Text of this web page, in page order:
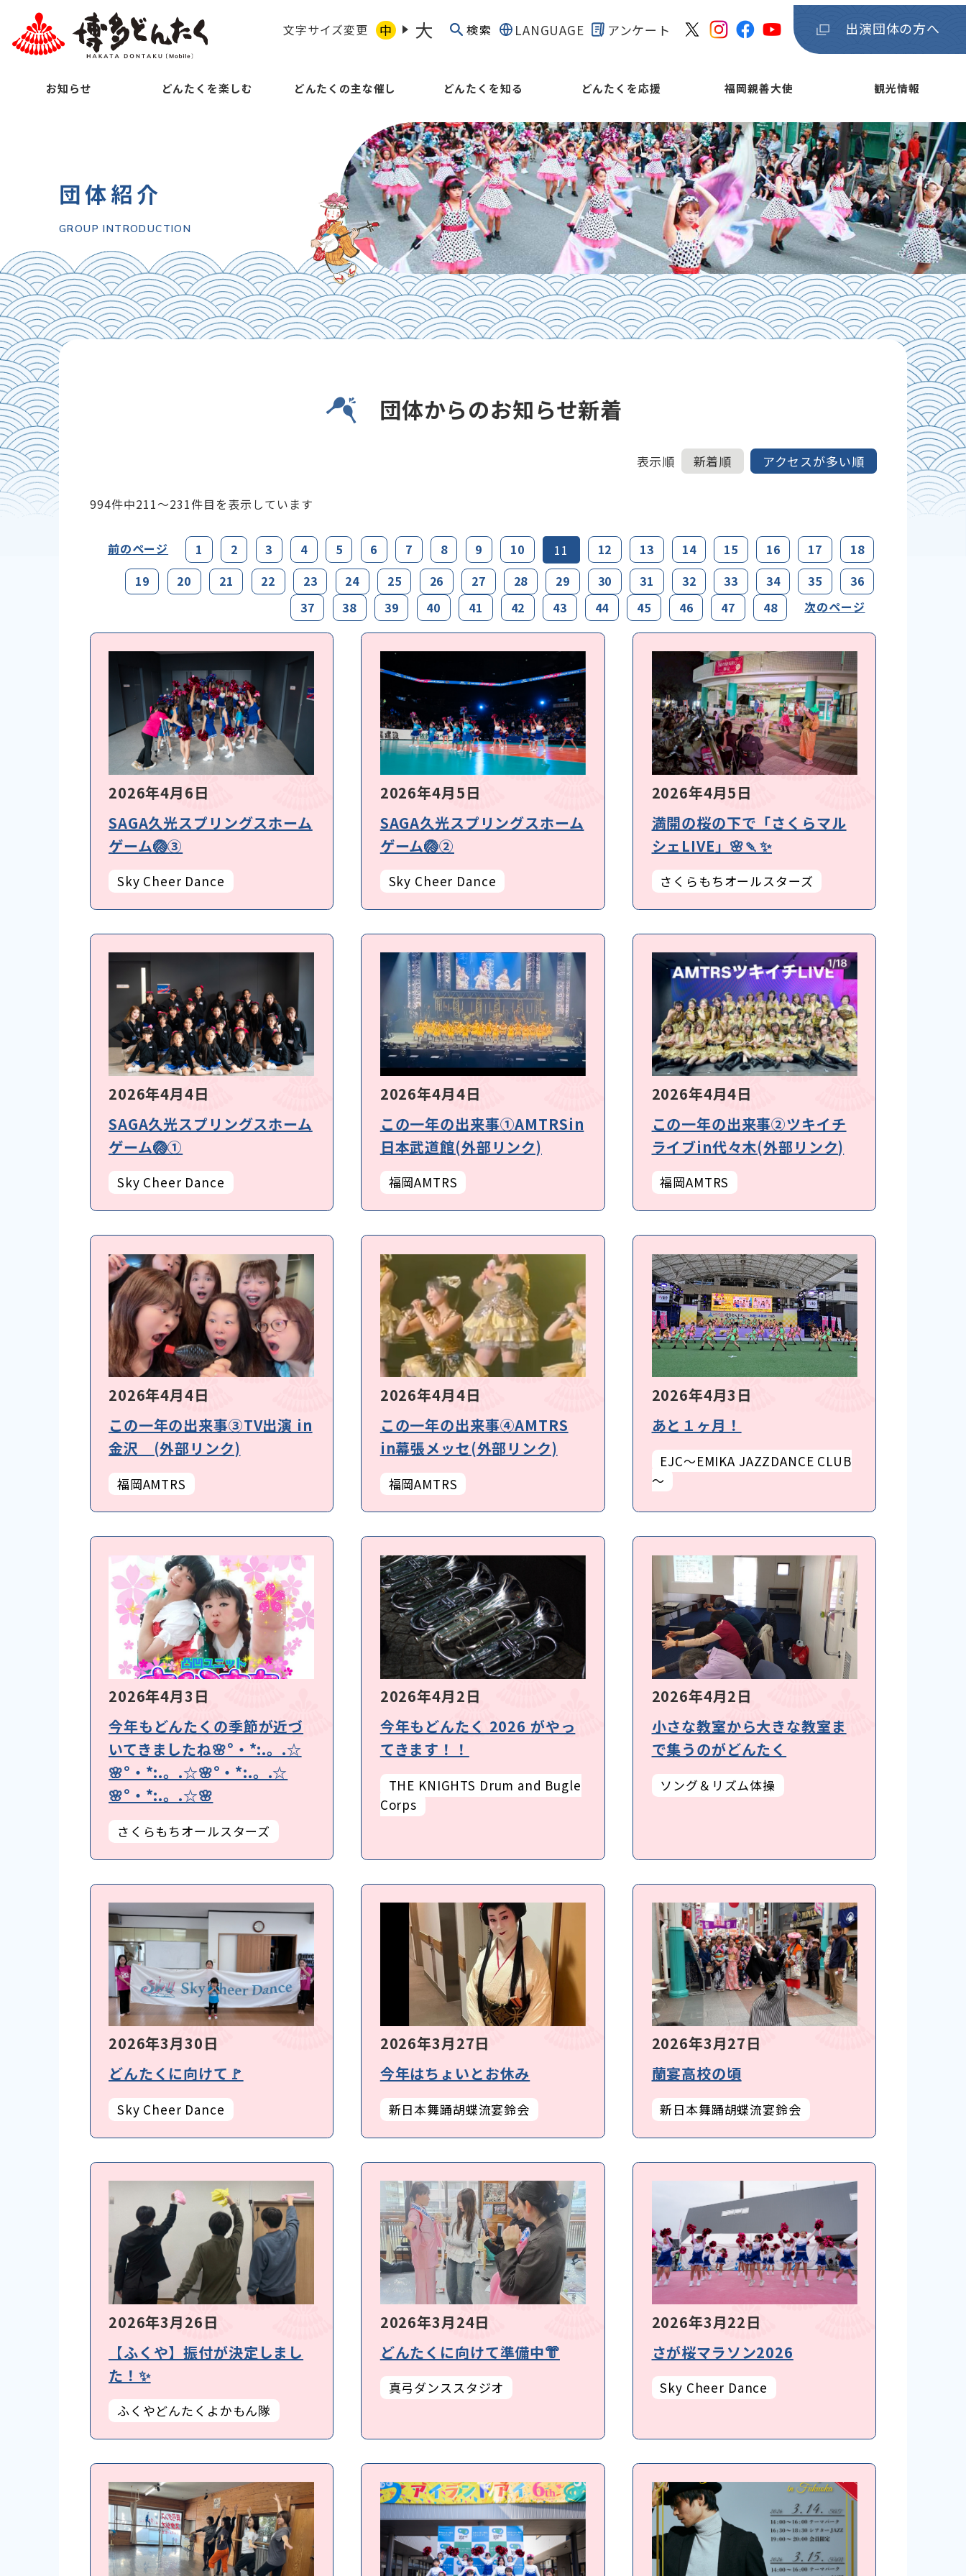
文字サイズ変更 中 大 検索 LANGUAGE アンケート 出演団体の方へ
お知らせ どんたくを楽しむ どんたくの主な催し どんたくを知る どんたくを応援 福岡親善大使 観光情報
団体紹介
GROUP INTRODUCTION
団体からのお知らせ新着
表示順 新着順 アクセスが多い順
994件中211～231件目を表示しています
前のページ 1 2 3 4 5 6 7 8 9 10 11 12 13 14 15 16 17
18
19
20 21 22 23 24 25 26 27 28 29 30 31 32 33 34 35
36
37
38 39 40 41 42 43 44 45 46 47 48 次のページ
2026年4月6日
SAGA久光スプリングスホーム
ゲーム🏐③
Sky Cheer Dance
2026年4月5日
SAGA久光スプリングスホーム
ゲーム🏐②
Sky Cheer Dance
2026年4月5日
満開の桜の下で「さくらマル
シェLIVE」🌸🍡✨
さくらもちオールスターズ
2026年4月4日
SAGA久光スプリングスホーム
ゲーム🏐①
Sky Cheer Dance
2026年4月4日
この一年の出来事①AMTRSin
日本武道館(外部リンク)
福岡AMTRS
2026年4月4日
この一年の出来事②ツキイチ
ライブin代々木(外部リンク)
福岡AMTRS
2026年4月4日
この一年の出来事③TV出演 in
金沢 (外部リンク)
福岡AMTRS
2026年4月4日
この一年の出来事④AMTRS
in幕張メッセ(外部リンク)
福岡AMTRS
2026年4月3日
あと１ヶ月！
EJC～EMIKA JAZZDANCE CLUB
～
2026年4月3日
今年もどんたくの季節が近づ
いてきましたね🌸°・*:.。.☆
🌸°・*:.。.☆🌸°・*:.。.☆
🌸°・*:.。.☆🌸
さくらもちオールスターズ
2026年4月2日
今年もどんたく 2026 がやっ
てきます！！
THE KNIGHTS Drum and Bugle
Corps
2026年4月2日
小さな教室から大きな教室ま
で集うのがどんたく
ソング＆リズム体操
2026年3月30日
どんたくに向けて🚩
Sky Cheer Dance
2026年3月27日
今年はちょいとお休み
新日本舞踊胡蝶流宴鈴会
2026年3月27日
蘭宴高校の頃
新日本舞踊胡蝶流宴鈴会
2026年3月26日
【ふくや】振付が決定しまし
た！✨
ふくやどんたくよかもん隊
2026年3月24日
どんたくに向けて準備中👘
真弓ダンススタジオ
2026年3月22日
さが桜マラソン2026
Sky Cheer Dance